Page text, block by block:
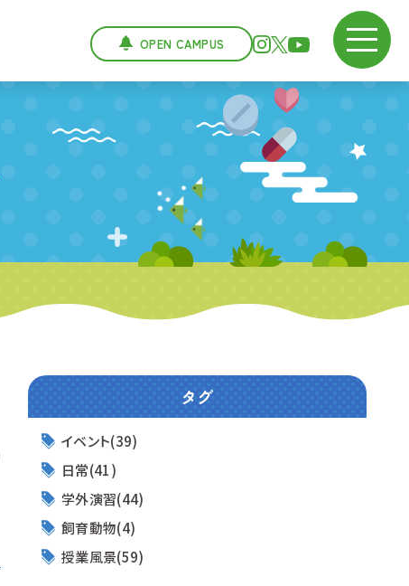
OPEN CAMPUS
タグ
イベント(39)
日常(41)
学外演習(44)
飼育動物(4)
授業風景(59)